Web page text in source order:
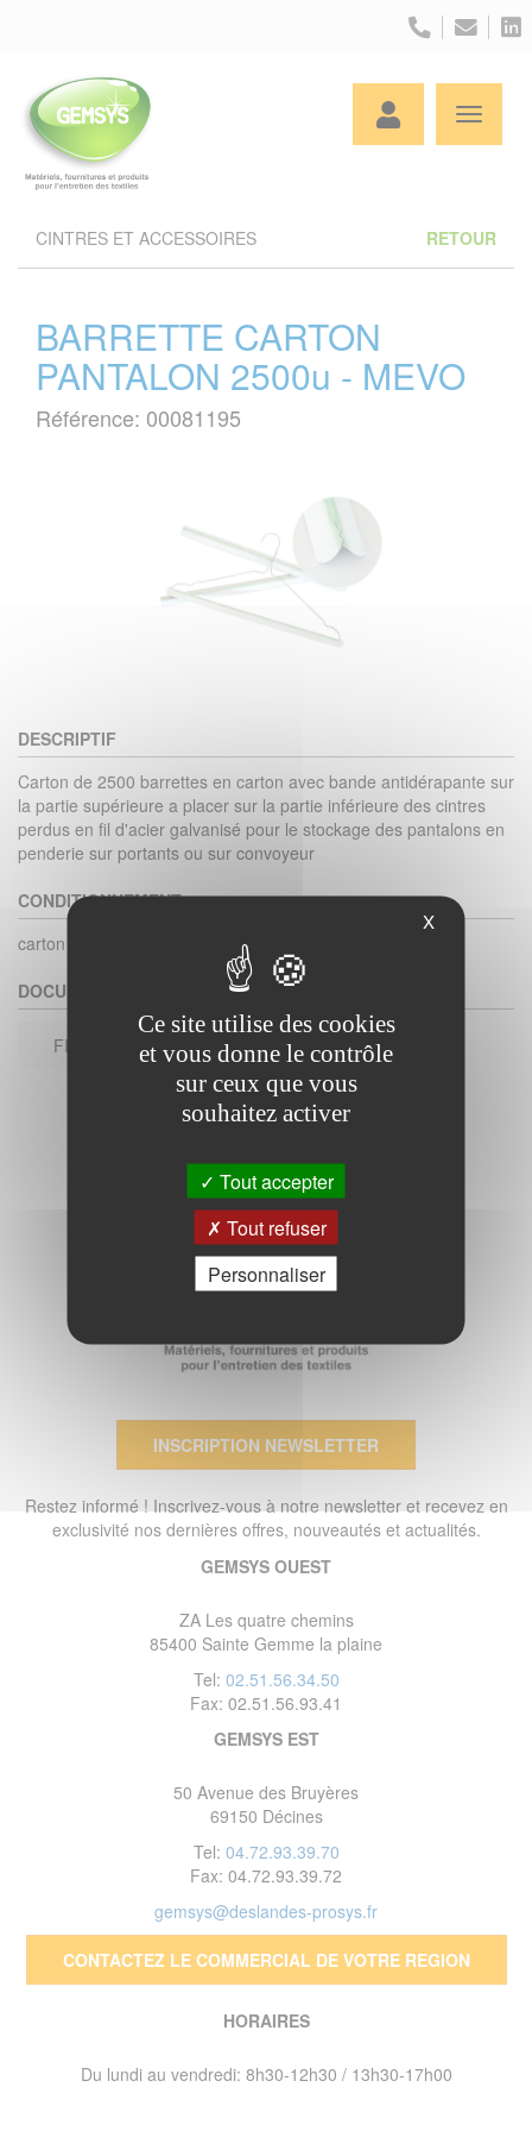
CINTRES ET ACCESSOIRES RETOUR
BARRETTE CARTON
PANTALON 2500u - MEVO
Référence: 00081195
DESCRIPTIF
Carton de 2500 barrettes en carton avec bande antidérapante sur
la partie supérieure a placer sur la partie inférieure des cintres
perdus en fil d'acier galvanisé pour le stockage des pantalons en
penderie sur portants ou sur convoyeur
CONDITIONNEMENT
carton de 2500
DOCUMENTS
FICHE TECHNIQUE
INSCRIPTION NEWSLETTER
Restez informé ! Inscrivez-vous à notre newsletter et recevez en
exclusivité nos dernières offres, nouveautés et actualités.
GEMSYS OUEST
ZA Les quatre chemins
85400 Sainte Gemme la plaine
Tel: 02.51.56.34.50
Fax: 02.51.56.93.41
GEMSYS EST
50 Avenue des Bruyères
69150 Décines
Tel: 04.72.93.39.70
Fax: 04.72.93.39.72
gemsys@deslandes-prosys.fr
CONTACTEZ LE COMMERCIAL DE VOTRE REGION
HORAIRES
Du lundi au vendredi: 8h30-12h30 / 13h30-17h00
X
Ce site utilise des cookies
et vous donne le contrôle
sur ceux que vous
souhaitez activer
Tout accepter
Tout refuser
Personnaliser